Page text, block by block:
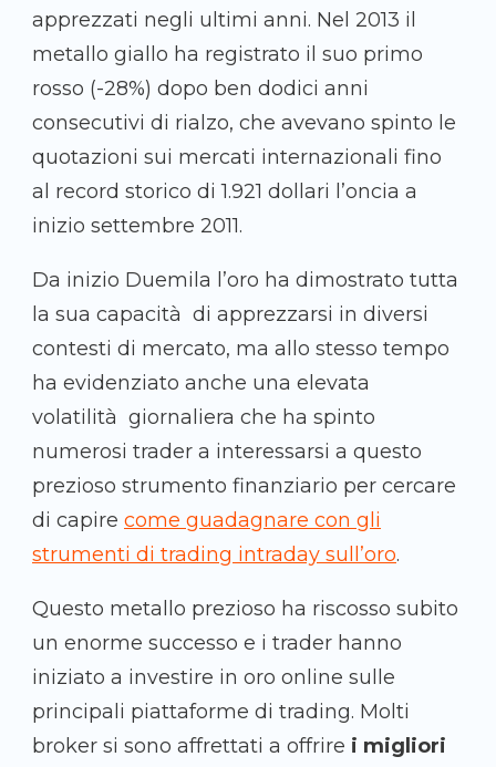
apprezzati negli ultimi anni. Nel 2013 il
metallo giallo ha registrato il suo primo
rosso (-28%) dopo ben dodici anni
consecutivi di rialzo, che avevano spinto le
quotazioni sui mercati internazionali fino
al record storico di 1.921 dollari l’oncia a
inizio settembre 2011.
Da inizio Duemila l’oro ha dimostrato tutta
la sua capacità di apprezzarsi in diversi
contesti di mercato, ma allo stesso tempo
ha evidenziato anche una elevata
volatilità giornaliera che ha spinto
numerosi trader a interessarsi a questo
prezioso strumento finanziario per cercare
di capire come guadagnare con gli
strumenti di trading intraday sull’oro.
Questo metallo prezioso ha riscosso subito
un enorme successo e i trader hanno
iniziato a investire in oro online sulle
principali piattaforme di trading. Molti
broker si sono affrettati a offrire i migliori